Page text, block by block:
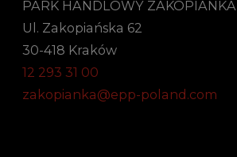
PARK HANDLOWY ZAKOPIANKA
Ul. Zakopiańska 62
30-418 Kraków
12 293 31 00
zakopianka@epp-poland.com